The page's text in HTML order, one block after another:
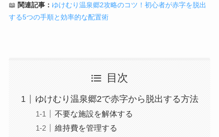
📖 関連記事： ゆけむり温泉郷2攻略のコツ！初心者が赤字を脱出
する5つの手順と効率的な配置術
目次
ゆけむり温泉郷2で赤字から脱出する方法
不要な施設を解体する
維持費を管理する